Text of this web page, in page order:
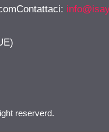
:
reserverd.